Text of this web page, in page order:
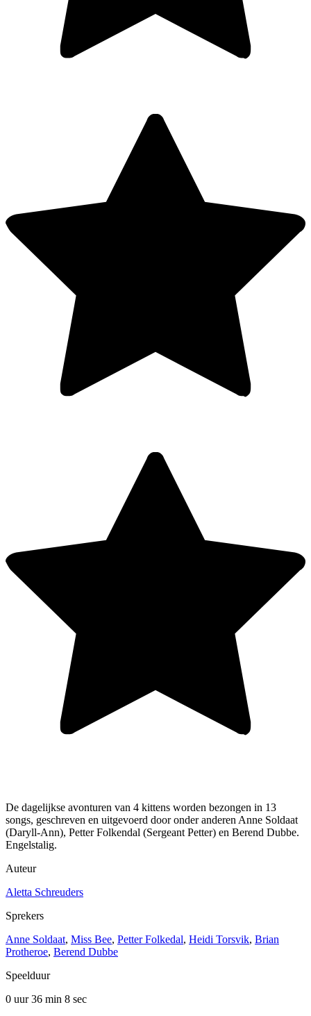
De dagelijkse avonturen van 4 kittens worden bezongen in 13
songs, geschreven en uitgevoerd door onder anderen Anne Soldaat
(Daryll-Ann), Petter Folkendal (Sergeant Petter) en Berend Dubbe.
Engelstalig.
Auteur
Aletta Schreuders
Sprekers
Anne Soldaat, Miss Bee, Petter Folkedal, Heidi Torsvik, Brian
Protheroe, Berend Dubbe
Speelduur
0 uur 36 min 8 sec